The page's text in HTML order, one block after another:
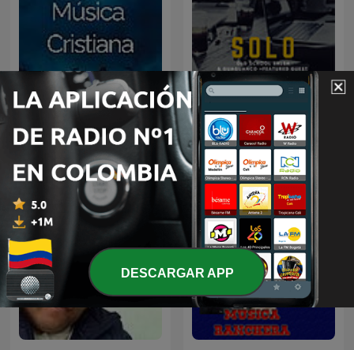
Música Cristiana Solo Salsa
DESCARGAR APP